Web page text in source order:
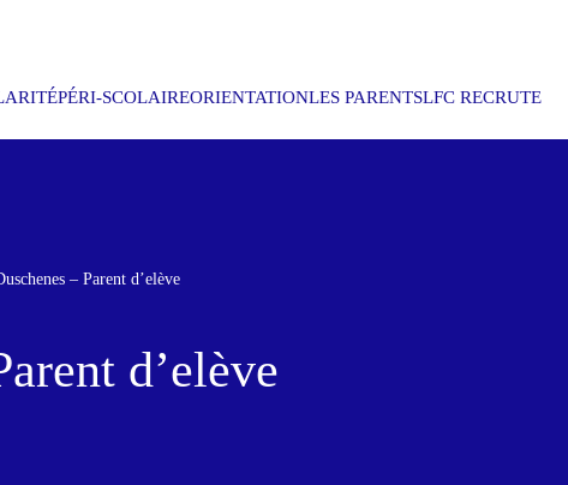
PÉRI-SCOLAIREORIENTATIONLES PARENTSLFC RECRUTE
– Parent d’elève
d’elève